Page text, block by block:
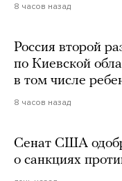
8 часов назад
Россия второй
по Киевской
в том числе
8 часов назад
Сенат США
о санкциях